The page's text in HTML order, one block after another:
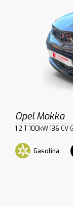
Opel Mokka
1.2 T 100kW 136 CV
Gasolina